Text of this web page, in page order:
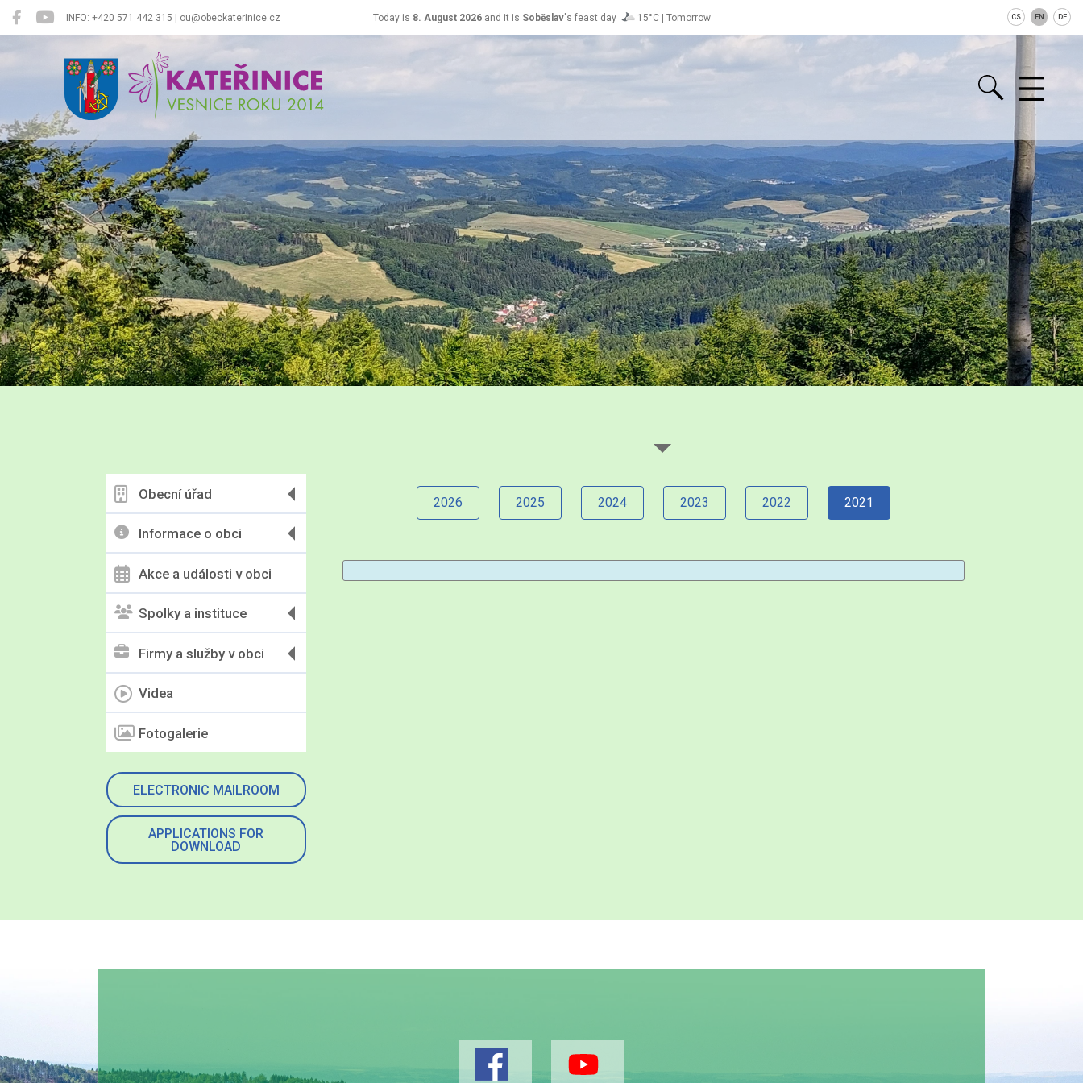
INFO: +420 571 442 315 | ou@obeckaterinice.cz Today is 8. August 2026and it is Soběslav's feast day 15°C | Tomorrow CS EN DE
Kateřinice
Obecní úřad
Informace o obci
Akce a události v obci
Spolky a instituce
Firmy a služby v obci
Videa
Fotogalerie
ELECTRONIC MAILROOM
APPLICATIONS FOR
DOWNLOAD
2026 2025 2024 2023 2022 2021